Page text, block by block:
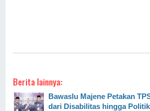
Berita lainnya:
Bawaslu Majene Petakan
dari Disabilitas hingga